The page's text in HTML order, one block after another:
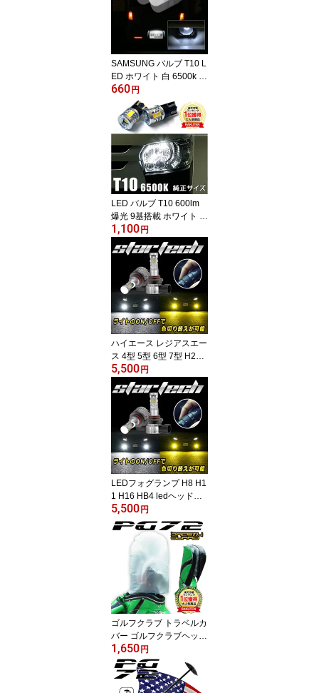
スタム カスタムパーツ
カーパーツ 高音 低音 20
0系ハイエース ハイエー
ス200系 ハイエース200
系パーツ
SAMSUNG バルブ T10 L
ED ホワイト 白 6500k 純
正同等サイズ 2個セット
T10LEDバルブ ポジショ
ン LEDバルブ ルームラ
ンプ ナンバー灯 ledナン
バー灯 ライセンス サム
スン ledポジションラン
プ LEDルームランプ 車
ルームランプLED ライセ
ンスランプ 車カスタム
ウェッジ球
660円
LED バルブ T10 600lm
爆光 9基搭載 ホワイト 6
500k LEDヘットライト
爆光型 ポジションランプ
ナンバー灯 ライセンスラ
ンプ ドアカーテンランプ
ルームランプ 車検対応
高輝度 ホワイト ウェッ
ジ球 無極性 ledバルブ L
EDルームランプT10 2個
セット ledナンバー灯 送
料無料
1,100円
ハイエース レジアスエー
ス 4型 5型 6型 7型 H24.
5〜 カラーチェンジ 2色
切替 LEDフォグライト P
SX26W 12000ルーメン
LEDバルブ 車検対応 1年
保証 2個セット
5,500円
LEDフォグランプ H8 H1
1 H16 HB4 ledヘッドラ
イト フォグ フォグラン
プ ledバルブ 車フォグラ
ンプ LEDフォグ 2色切り
替え 汎用フォグランプ
フォグランプバルブ 後付
けフォグランプ LEDフォ
グランプH11 黄色 白 2色
切り替え 車検対応 1年保
証 ホワイト イエロー 2個
1セット
5,500円
ゴルフクラブ トラベルカ
バー ゴルフクラブヘッド
カバー クラブヘッドカバ
ー ゴルフ クラブ ヘッド
カバー ドライバー アイ
アン ゴルフクラブ用ヘッ
1,650円